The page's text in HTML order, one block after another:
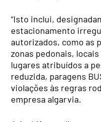
“Isto inclui,
estacionamento
autorizados, como as
zonas pedonais,
lugares atribuídos a
reduzida, paragens
violações às regras
empresa algarvia.